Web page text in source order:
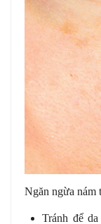
Ngăn ngừa nám
Tránh để